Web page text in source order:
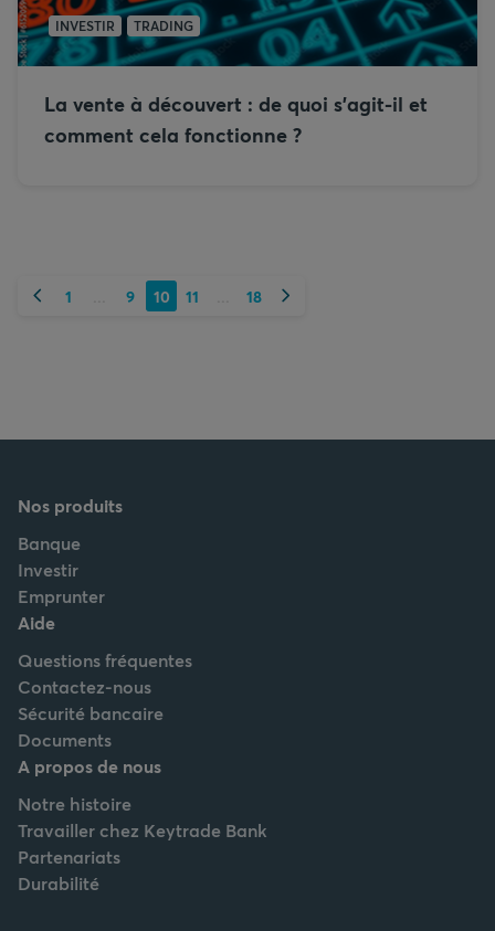
INVESTIR TRADING
La vente à découvert : de quoi s’agit-il et
comment cela fonctionne ?
Précédent
1 9 10 11 18 Suivant
Nos produits
Banque
Investir
Emprunter
Aide
Questions fréquentes
Contactez-nous
Sécurité bancaire
Documents
A propos de nous
Notre histoire
Travailler chez Keytrade Bank
Partenariats
Durabilité